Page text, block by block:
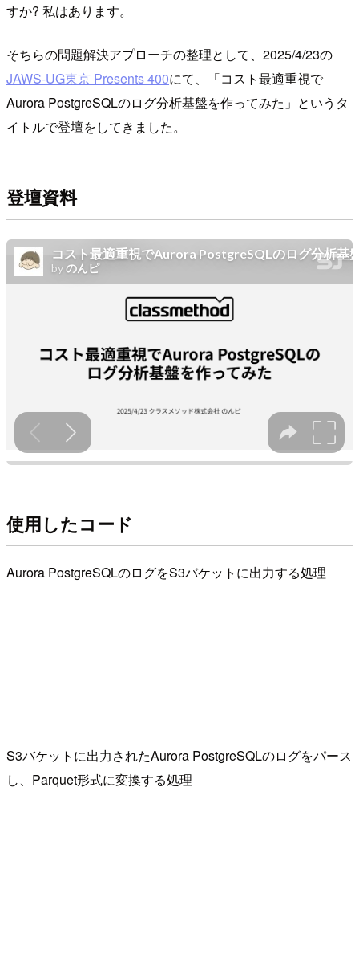
すか? 私はあります。
そちらの問題解決アプローチの整理として、2025/4/23の
JAWS-UG東京 Presents 400にて、「コスト最適重視で
Aurora PostgreSQLのログ分析基盤を作ってみた」というタ
イトルで登壇をしてきました。
登壇資料
使用したコード
Aurora PostgreSQLのログをS3バケットに出力する処理
S3バケットに出力されたAurora PostgreSQLのログをパース
し、Parquet形式に変換する処理